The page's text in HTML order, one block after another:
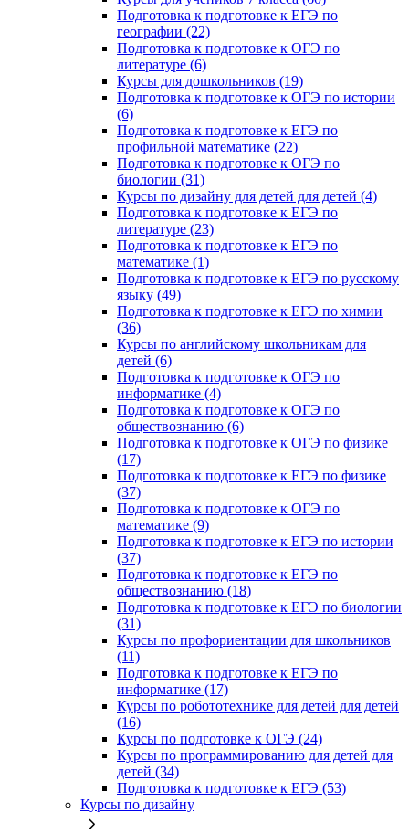
Подготовка к подготовке к ЕГЭ по
географии (22)
Подготовка к подготовке к ОГЭ по
литературе (6)
Курсы для дошкольников (19)
Подготовка к подготовке к ОГЭ по истории
(6)
Подготовка к подготовке к ЕГЭ по
профильной математике (22)
Подготовка к подготовке к ОГЭ по
биологии (31)
Курсы по дизайну для детей для детей (4)
Подготовка к подготовке к ЕГЭ по
литературе (23)
Подготовка к подготовке к ЕГЭ по
математике (1)
Подготовка к подготовке к ЕГЭ по русскому
языку (49)
Подготовка к подготовке к ЕГЭ по химии
(36)
Курсы по английскому школьникам для
детей (6)
Подготовка к подготовке к ОГЭ по
информатике (4)
Подготовка к подготовке к ОГЭ по
обществознанию (6)
Подготовка к подготовке к ОГЭ по физике
(17)
Подготовка к подготовке к ЕГЭ по физике
(37)
Подготовка к подготовке к ОГЭ по
математике (9)
Подготовка к подготовке к ЕГЭ по истории
(37)
Подготовка к подготовке к ЕГЭ по
обществознанию (18)
Подготовка к подготовке к ЕГЭ по биологии
(31)
Курсы по профориентации для школьников
(11)
Подготовка к подготовке к ЕГЭ по
информатике (17)
Курсы по робототехнике для детей для детей
(16)
Курсы по подготовке к ОГЭ (24)
Курсы по программированию для детей для
детей (34)
Подготовка к подготовке к ЕГЭ (53)
Курсы по дизайну